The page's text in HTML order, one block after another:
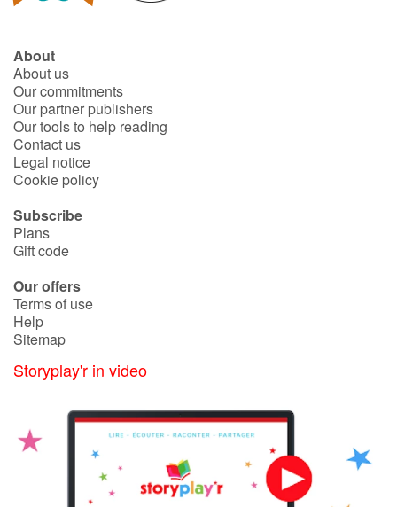
About
About us
Our commitments
Our partner publishers
Our tools to help reading
Contact us
Legal notice
Cookie policy
Subscribe
Plans
Gift code
Our offers
Terms of use
Help
Sitemap
Storyplay'r in video